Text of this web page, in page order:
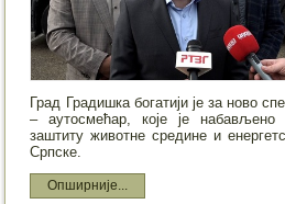
Град Градишка богатији је за ново
– аутосмећар, које је
заштиту животне средине и
Српске.
Опширније...